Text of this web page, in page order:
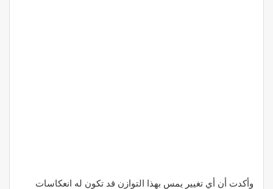
وأكدت أن أي تغيير يمس بهذا التوازن قد تكون له انعكاسات